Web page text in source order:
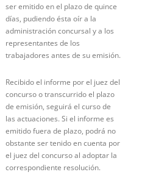
ser emitido en el plazo de quince
días, pudiendo ésta oír a la
administración concursal y a los
representantes de los
trabajadores antes de su emisión.
Recibido el informe por el juez del
concurso o transcurrido el plazo
de emisión, seguirá el curso de
las actuaciones. Si el informe es
emitido fuera de plazo, podrá no
obstante ser tenido en cuenta por
el juez del concurso al adoptar la
correspondiente resolución.